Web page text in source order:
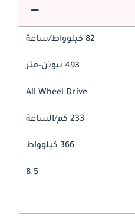
82 كيلوواط/ساعة
493 نيوتن-متر
All Wheel Drive
233 كم/الساعة
366 كيلوواط
8.5